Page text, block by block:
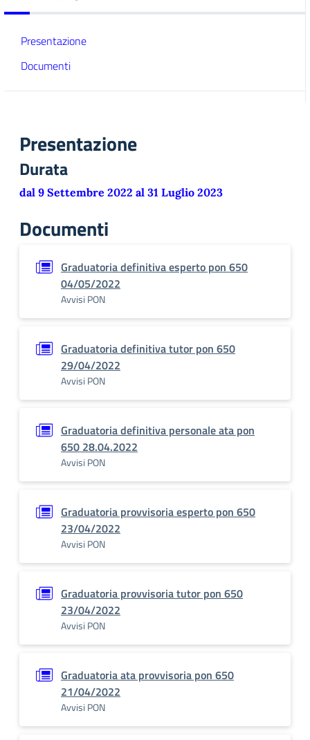
Presentazione
Documenti
Presentazione
Durata
dal 9 Settembre 2022 al 31 Luglio 2023
Documenti
Graduatoria definitiva esperto pon 650
04/05/2022
Avvisi PON
Graduatoria definitiva tutor pon 650
29/04/2022
Avvisi PON
Graduatoria definitiva personale ata pon
650 28.04.2022
Avvisi PON
Graduatoria provvisoria esperto pon 650
23/04/2022
Avvisi PON
Graduatoria provvisoria tutor pon 650
23/04/2022
Avvisi PON
Graduatoria ata provvisoria pon 650
21/04/2022
Avvisi PON